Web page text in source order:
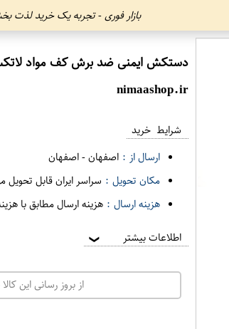
بازار فوری - تجربه یک خرید لذت
دستکش ایمنی ضد برش کف مواد
nimaashop.ir
شرایط خرید
ارسال از : اصفهان-اصفهان
مکان تحویل : سراسر ایران قابل تحویل
هزینه ارسال : هزینه ارسال مطابق با
اطلاعات بیشتر ❯
از بروز رسانی این